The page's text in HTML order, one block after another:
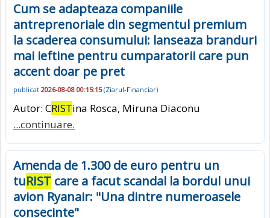
Cum se adapteaza companiile
antreprenoriale din segmentul premium
la scaderea consumului: lanseaza branduri
mai ieftine pentru cumparatorii care pun
accent doar pe pret
publicat 2026-08-08 00:15:15(Ziarul-Financiar)
Autor: CRISTina Rosca, Miruna Diaconu
...continuare.
Amenda de 1.300 de euro pentru un
tuRIST care a facut scandal la bordul unui
avion Ryanair: "Una dintre numeroasele
consecinte"